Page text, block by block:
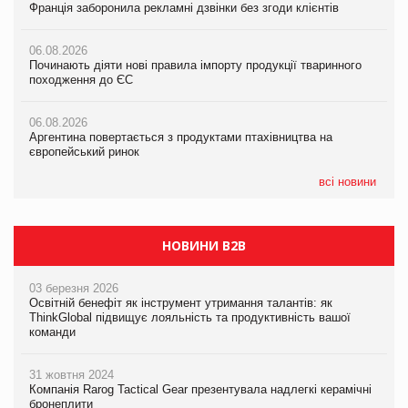
Франція заборонила рекламні дзвінки без згоди клієнтів
06.08.2026
Починають діяти нові правила імпорту продукції тваринного
походження до ЄС
06.08.2026
Аргентина повертається з продуктами птахівництва на
європейський ринок
всі новини
Російська атака 5 серпня стала одним із наймасштабніших
ударів по українському бізнесу за час повномасштабної війни
Смачне поповнення дитячого меню: у VARUS з’явилися
новинки від ТМ ТОКЕРИ
Франція заборонила рекламні дзвінки без згоди клієнтів
06.08.2026
Починають діяти нові правила імпорту продукції тваринного
походження до ЄС
06.08.2026
Аргентина повертається з продуктами птахівництва на
європейський ринок
НОВИНИ B2B
03 березня 2026
Освітній бенефіт як інструмент утримання талантів: як
ThinkGlobal підвищує лояльність та продуктивність вашої
команди
31 жовтня 2024
Компанія Rarog Tactical Gear презентувала надлегкі керамічні
бронеплити